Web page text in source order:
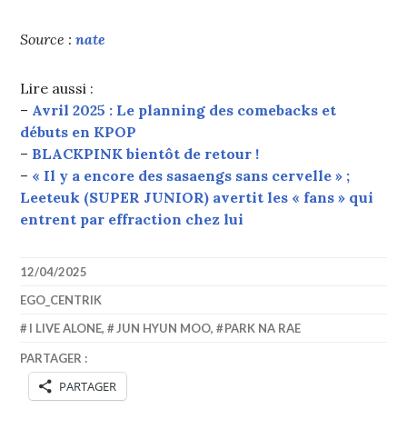
Source :nate
Lire aussi :
– Avril 2025 : Le planning des comebacks et
débuts en KPOP
– BLACKPINK bientôt de retour !
– « Il y a encore des sasaengs sans cervelle » ;
Leeteuk (SUPER JUNIOR) avertit les « fans » qui
entrent par effraction chez lui
12/04/2025
EGO_CENTRIK
I LIVE ALONE, JUN HYUN MOO, PARK NA RAE
PARTAGER :
PARTAGER